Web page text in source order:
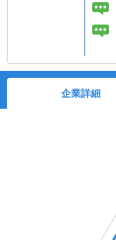
企業詳細